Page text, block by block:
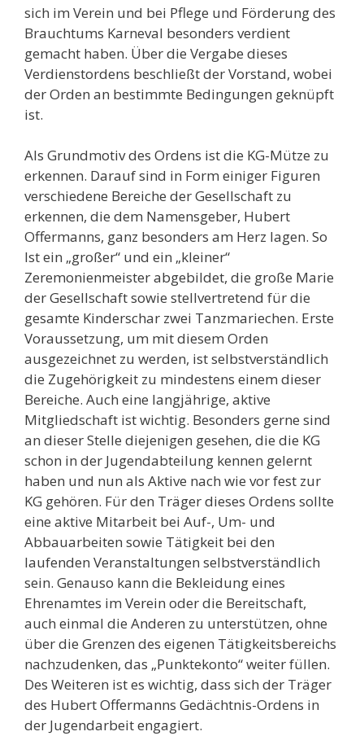
sich im Verein und bei Pflege und Förderung des
Brauchtums Karneval besonders verdient
gemacht haben. Über die Vergabe dieses
Verdienstordens beschließt der Vorstand, wobei
der Orden an bestimmte Bedingungen geknüpft
ist.
Als Grundmotiv des Ordens ist die KG-Mütze zu
erkennen. Darauf sind in Form einiger Figuren
verschiedene Bereiche der Gesellschaft zu
erkennen, die dem Namensgeber, Hubert
Offermanns, ganz besonders am Herz lagen. So
Ist ein „großer“ und ein „kleiner“
Zeremonienmeister abgebildet, die große Marie
der Gesellschaft sowie stellvertretend für die
gesamte Kinderschar zwei Tanzmariechen. Erste
Voraussetzung, um mit diesem Orden
ausgezeichnet zu werden, ist selbstverständlich
die Zugehörigkeit zu mindestens einem dieser
Bereiche. Auch eine langjährige, aktive
Mitgliedschaft ist wichtig. Besonders gerne sind
an dieser Stelle diejenigen gesehen, die die KG
schon in der Jugendabteilung kennen gelernt
haben und nun als Aktive nach wie vor fest zur
KG gehören. Für den Träger dieses Ordens sollte
eine aktive Mitarbeit bei Auf-, Um- und
Abbauarbeiten sowie Tätigkeit bei den
laufenden Veranstaltungen selbstverständlich
sein. Genauso kann die Bekleidung eines
Ehrenamtes im Verein oder die Bereitschaft,
auch einmal die Anderen zu unterstützen, ohne
über die Grenzen des eigenen Tätigkeitsbereichs
nachzudenken, das „Punktekonto“ weiter füllen.
Des Weiteren ist es wichtig, dass sich der Träger
des Hubert Offermanns Gedächtnis-Ordens in
der Jugendarbeit engagiert.